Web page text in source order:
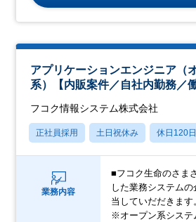
アプリケーションエンジニア（
系）【内販案件／自社内勤務／
フコク情報システム株式会社
正社員採用 土日祝休み 休日120
業務内容
■フコク⽣命のさま
した業務システム
当していだだきます
※オープン系システ